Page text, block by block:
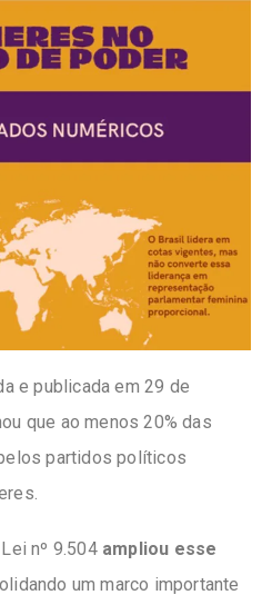
e publicada em 29 de
que ao menos 20% das
partidos políticos
nº 9.504 ampliou esse
um marco importante